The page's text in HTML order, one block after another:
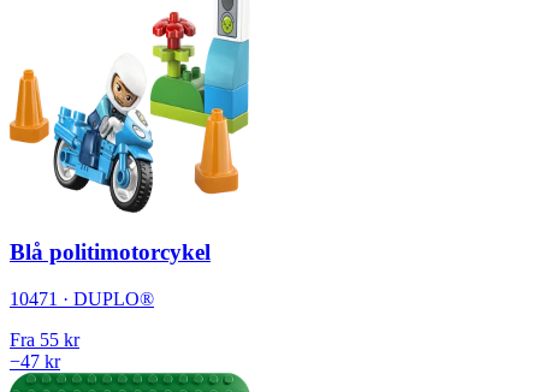
Blå politimotorcykel
10471 · DUPLO®
Fra 55 kr
−47 kr